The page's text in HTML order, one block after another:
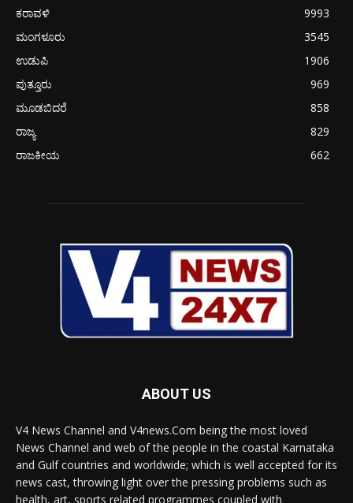
ಕರಾವಳಿ
9993
ಮಂಗಳೂರು
3545
ಉಡುಪಿ
1906
ಪುತ್ತೂರು
969
ಮೂಡಬಿದರೆ
858
ರಾಜ್ಯ
829
ರಾಜಕೀಯ
662
ABOUT US
V4 News Channel and V4news.Com being the most loved
News Channel and web of the people in the coastal Karnataka
and Gulf countries and worldwide; which is well accepted for its
news cast, throwing light over the pressing problems such as
health, art, sports related programmes coupled with